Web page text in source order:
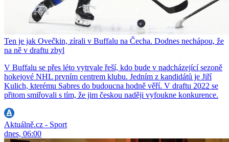
Ten je jak Ovečkin, zírali v Buffalu na Čecha. Dodnes nechápou, že
na ně v draftu zbyl
V Buffalu se přes léto vytrvale řeší, kdo bude v nadcházející sezoně
hokejové NHL prvním centrem klubu. Jedním z kandidátů je Jiří
Kulich, kterému Sabres do budoucna hodně věří. V draftu 2022 se
přitom smiřovali s tím, že jim českou naději vyfoukne konkurence.
Aktuálně.cz - Sport
dnes, 06:00